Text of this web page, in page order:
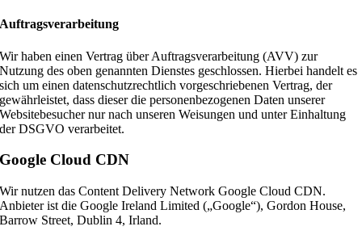
Auftragsverarbeitung
Wir haben einen Vertrag über Auftragsverarbeitung (AVV) zur
Nutzung des oben genannten Dienstes geschlossen. Hierbei handelt es
sich um einen datenschutzrechtlich vorgeschriebenen Vertrag, der
gewährleistet, dass dieser die personenbezogenen Daten unserer
Websitebesucher nur nach unseren Weisungen und unter Einhaltung
der DSGVO verarbeitet.
Google Cloud CDN
Wir nutzen das Content Delivery Network Google Cloud CDN.
Anbieter ist die Google Ireland Limited („Google“), Gordon House,
Barrow Street, Dublin 4, Irland.